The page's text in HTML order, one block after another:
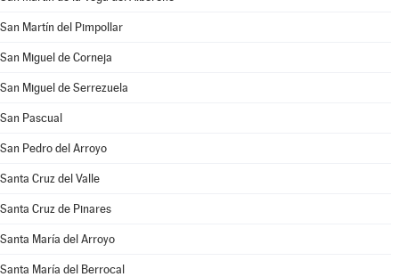
San Martín del Pimpollar
San Miguel de Corneja
San Miguel de Serrezuela
San Pascual
San Pedro del Arroyo
Santa Cruz del Valle
Santa Cruz de Pinares
Santa María del Arroyo
Santa María del Berrocal